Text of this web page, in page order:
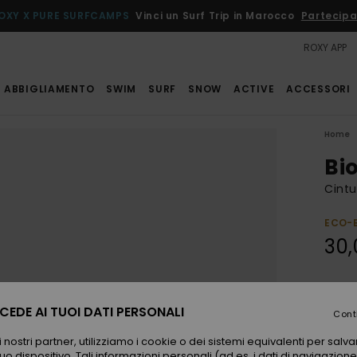
X PURE SURFCAMPS Vinci un Surf Trip in Marocco
ROXY APP
ABBIGLIAMENTO SWIM SURF SNOW ACTIVE ACCESSORI
Home
ECO-
AI TUOI DATI PERSONALI
partner, utilizziamo i cookie o dei sistemi equivalenti per